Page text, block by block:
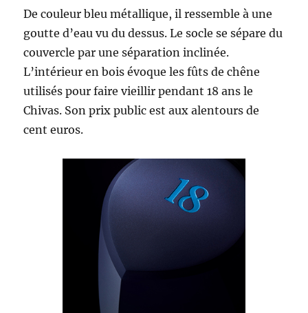
De couleur bleu métallique, il ressemble à une
goutte d’eau vu du dessus. Le socle se sépare du
couvercle par une séparation inclinée.
L’intérieur en bois évoque les fûts de chêne
utilisés pour faire vieillir pendant 18 ans le
Chivas. Son prix public est aux alentours de
cent euros.